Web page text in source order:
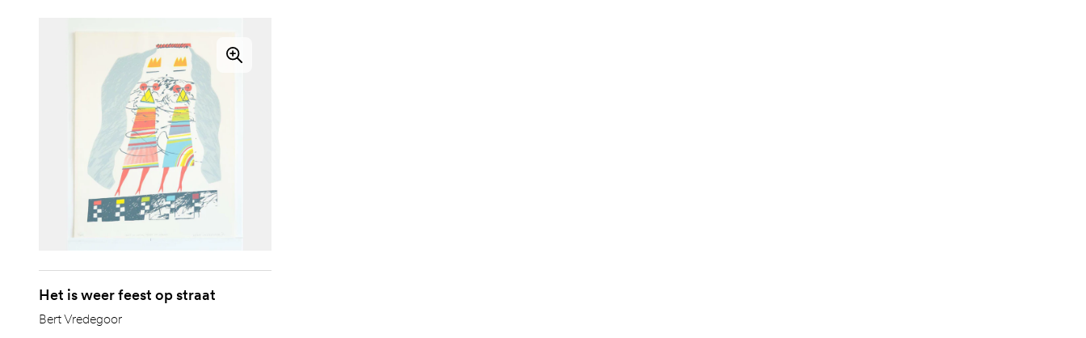
Het is weer feest op straat
Bert Vredegoor